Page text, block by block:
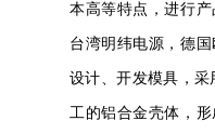
本高等特点，进行
台湾明纬电源，德
设计、开发模具，采
工的铝合金壳体，